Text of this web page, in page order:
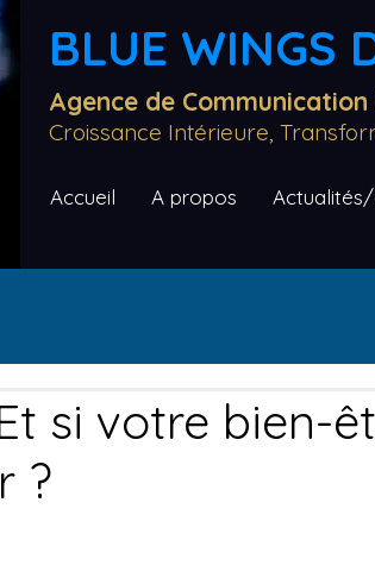
BLUE WINGS
Agence de
Croissance Intérieure,
Accueil A propos
si votre bien-
?